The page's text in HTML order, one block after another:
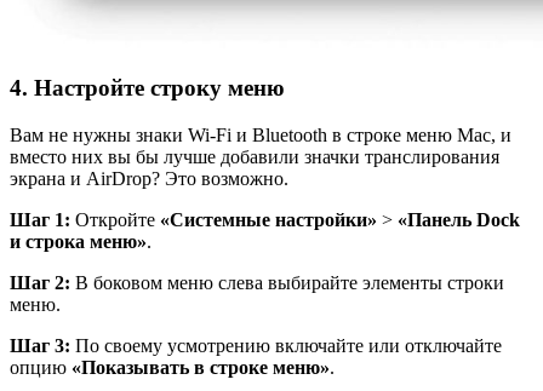
4. Настройте строку меню
Вам не нужны знаки Wi-Fi и Bluetooth в строке меню Mac, и
вместо них вы бы лучше добавили значки транслирования
экрана и AirDrop? Это возможно.
Шаг 1: Откройте «Системные настройки» > «Панель Dock
и строка меню».
Шаг 2: В боковом меню слева выбирайте элементы строки
меню.
Шаг 3: По своему усмотрению включайте или отключайте
опцию «Показывать в строке меню».